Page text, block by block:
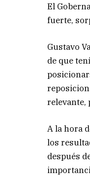
El
fuerte,
Gustavo
de que
relevante,
A la hora
los
después